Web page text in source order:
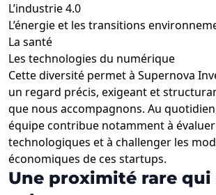
L’industrie 4.0
L’énergie et les transitions
La santé
Les technologies du numérique
Cette diversité permet à Supernova
un regard précis, exigeant et
que nous accompagnons. Au
équipe contribue notamment à
technologiques et à challenger les
économiques de ces startups.
Une proximité rare qui